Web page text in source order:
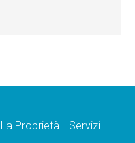
La Proprietà
Servizi